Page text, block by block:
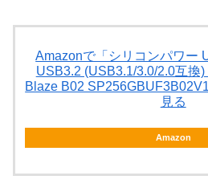
Amazonで「シリコンパワー
USB3.2 (USB3.1/3.0/2.0互換
Blaze B02
見る
Amazon